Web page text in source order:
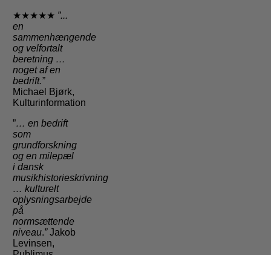
★★★★★ ”...
en
sammenhængende
og velfortalt
beretning …
noget af en
bedrift.”
Michael Bjørk,
Kulturinformation
”… en bedrift
som
grundforskning
og en milepæl
i dansk
musikhistorieskrivning
… kulturelt
oplysningsarbejde
på
normsættende
niveau.”Jakob
Levinsen,